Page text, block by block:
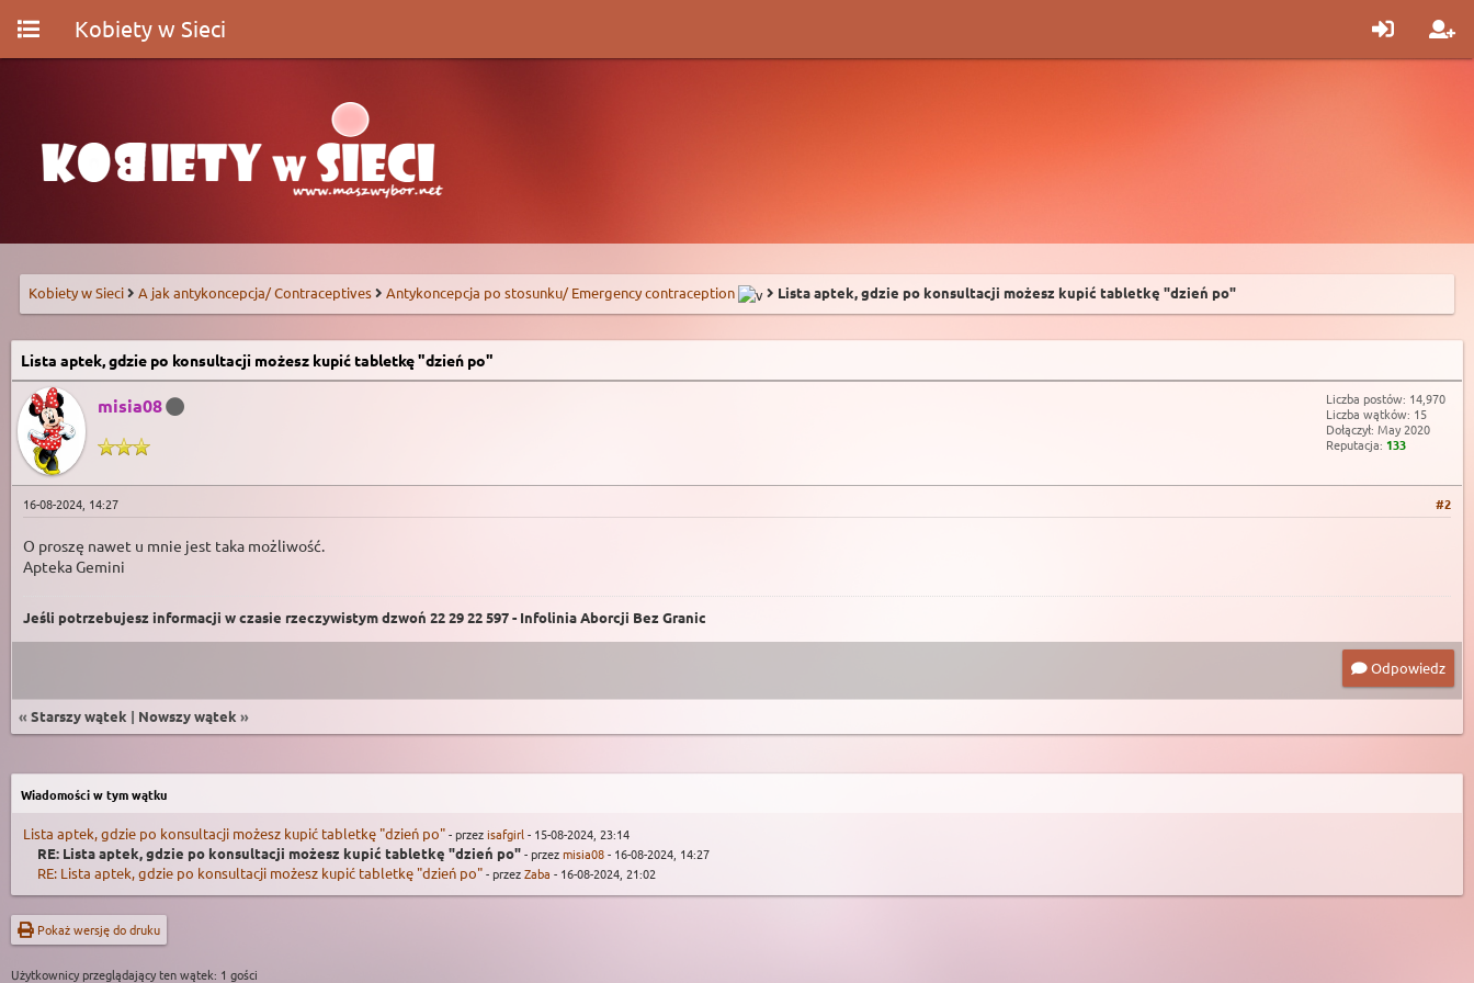
Kobiety w Sieci
Kobiety w Sieci A jak antykoncepcja/ Contraceptives Antykoncepcja po stosunku/ Emergency contraception Lista aptek, gdzie po konsultacji możesz kupić tabletkę "dzień po"
Lista aptek, gdzie po konsultacji możesz kupić tabletkę "dzień po"
misia08
Liczba postów: 14,970
Liczba wątków: 15
Dołączył: May 2020
Reputacja: 133
#2
16-08-2024, 14:27
O proszę nawet u mnie jest taka możliwość.
Apteka Gemini
Jeśli potrzebujesz informacji w czasie rzeczywistym dzwoń 22 29 22 597 - Infolinia Aborcji Bez Granic
Odpowiedz
« Starszy wątek | Nowszy wątek »
Wiadomości w tym wątku
Lista aptek, gdzie po konsultacji możesz kupić tabletkę "dzień po"- przezisafgirl - 15-08-2024, 23:14
RE: Lista aptek, gdzie po konsultacji możesz kupić tabletkę "dzień po"- przezmisia08- 16-08-2024, 14:27
RE: Lista aptek, gdzie po konsultacji możesz kupić tabletkę "dzień po"- przezZaba - 16-08-2024, 21:02
Pokaż wersję do druku
Użytkownicy przeglądający ten wątek: 1 gości